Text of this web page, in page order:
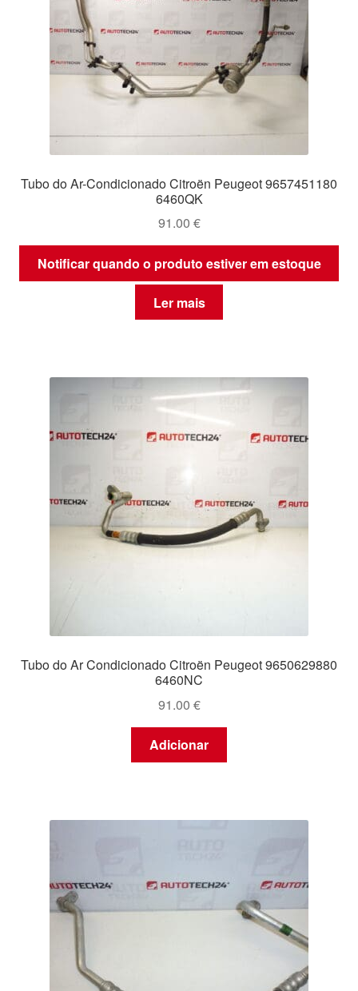
Tubo do Ar-Condicionado Citroën Peugeot 9657451180
6460QK
91.00 €
Notificar quando o produto estiver em estoque
Ler mais
Tubo do Ar Condicionado Citroën Peugeot 9650629880
6460NC
91.00 €
Adicionar